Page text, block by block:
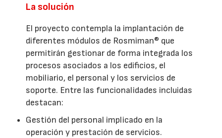
La solución
El proyecto contempla la implantación de
diferentes módulos de Rosmiman® que
permitirán gestionar de forma integrada los
procesos asociados a los edificios, el
mobiliario, el personal y los servicios de
soporte. Entre las funcionalidades incluidas
destacan:
Gestión del personal implicado en la
operación y prestación de servicios.